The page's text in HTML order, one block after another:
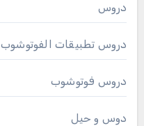
دروس
دروس تطبيقات الفوتوشوب
دروس فوتوشوب
دوس و حيل